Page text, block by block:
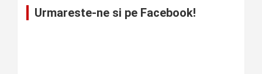
Urmareste-ne si pe Facebook!